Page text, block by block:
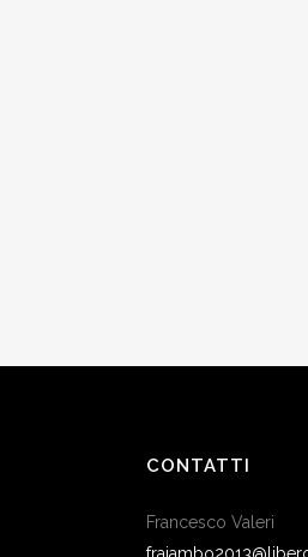
CONTATTI
Francesco Valeri